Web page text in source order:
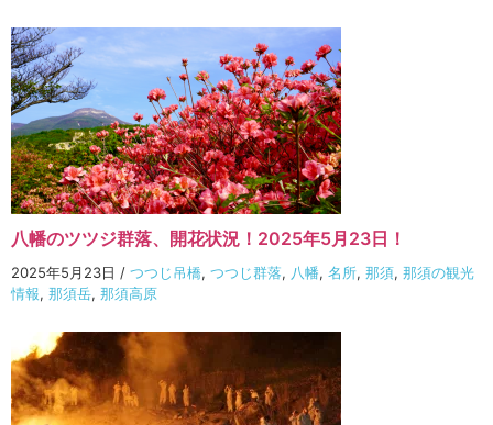
八幡のツツジ群落、開花状況！2025年5月23日！
2025年5月23日 / つつじ吊橋, つつじ群落, 八幡, 名所, 那須, 那須の観光
情報, 那須岳, 那須高原